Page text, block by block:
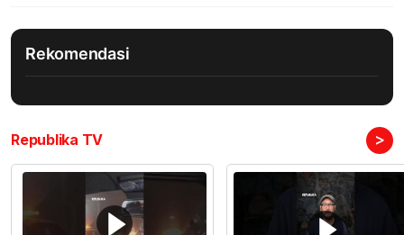
Rekomendasi
Republika TV >